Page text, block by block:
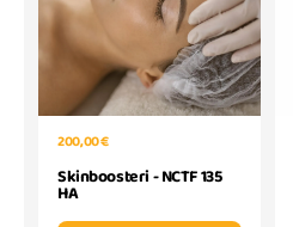
200,00 €
Skinboosteri - NCTF 135
HA